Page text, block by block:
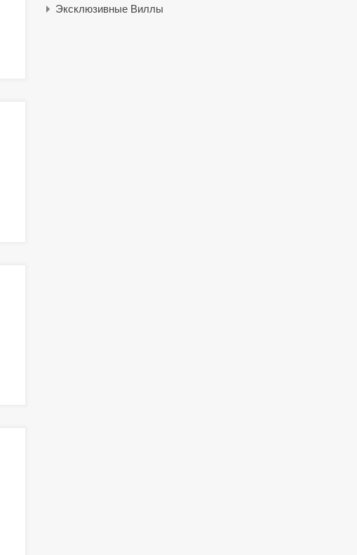
Эксклюзивные Виллы